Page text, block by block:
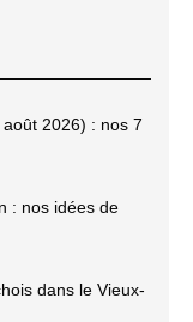
2026) : nos 7
: nos idées de
dans le Vieux-